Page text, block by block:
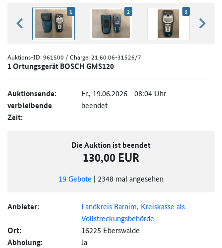
zurück blättern
1 2 3
Auktions-ID:961500 / Charge: 21.60.06-31526/7
1 Ortungsgerät BOSCH GMS120
Auktionsende: Fr., 19.06.2026 - 08:04 Uhr
verbleibende
Zeit:
beendet
Die Auktion ist beendet
130,00 EUR
19 Gebote | 2348 mal angesehen
Anbieter:
Landkreis Barnim, Kreiskasse als
Vollstreckungsbehörde
Ort: 16225 Eberswalde
Abholung: Ja